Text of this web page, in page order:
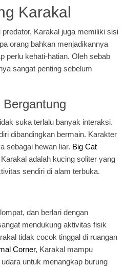
Karakal
Karakal juga memiliki sisi
orang bahkan menjadikannya
perlu kehati-hatian. Oleh sebab
sangat penting sebelum
suka terlalu banyak interaksi.
dibandingkan bermain. Karakter
sebagai hewan liar. Big Cat
adalah kucing soliter yang
sendiri di alam terbuka.
dan berlari dengan
mendukung aktivitas fisik
tidak cocok tinggal di ruangan
Corner, Karakal mampu
untuk menangkap burung